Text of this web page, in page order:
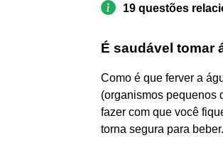
19 questões
É saudável tomar
Como é que ferver a
(organismos pequenos
fazer com que você
torna segura para beber.